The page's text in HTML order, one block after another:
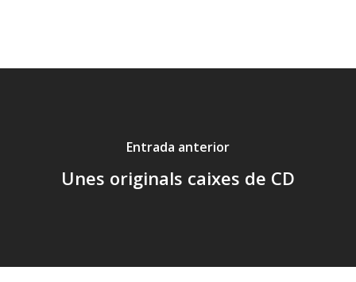
Entrada anterior
Unes originals caixes de CD